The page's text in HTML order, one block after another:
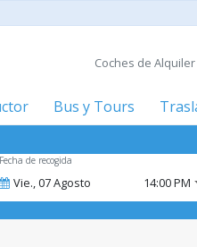
Coches de
Bus y Tours
Fecha de recogida
Vie.,07Agosto 14:00 PM